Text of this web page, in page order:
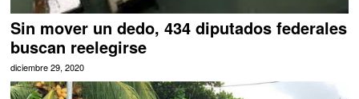
Sin mover un dedo, 434 diputados federales
buscan reelegirse
diciembre 29, 2020